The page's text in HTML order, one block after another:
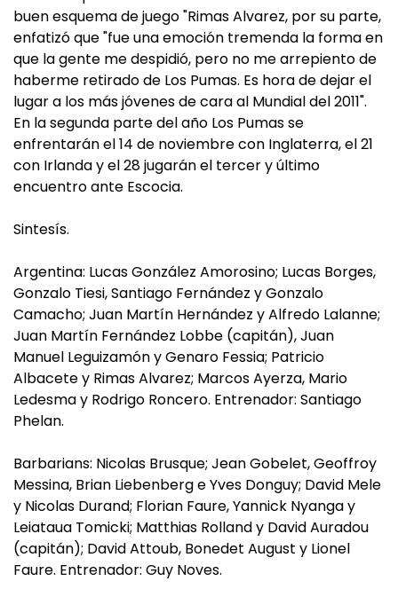
buen esquema de juego "Rimas Alvarez, por su parte,
enfatizó que "fue una emoción tremenda la forma en
que la gente me despidió, pero no me arrepiento de
haberme retirado de Los Pumas. Es hora de dejar el
lugar a los más jóvenes de cara al Mundial del 2011".
En la segunda parte del año Los Pumas se
enfrentarán el 14 de noviembre con Inglaterra, el 21
con Irlanda y el 28 jugarán el tercer y último
encuentro ante Escocia.
Sintesís.
Argentina: Lucas González Amorosino; Lucas Borges,
Gonzalo Tiesi, Santiago Fernández y Gonzalo
Camacho; Juan Martín Hernández y Alfredo Lalanne;
Juan Martín Fernández Lobbe (capitán), Juan
Manuel Leguizamón y Genaro Fessia; Patricio
Albacete y Rimas Alvarez; Marcos Ayerza, Mario
Ledesma y Rodrigo Roncero. Entrenador: Santiago
Phelan.
Barbarians: Nicolas Brusque; Jean Gobelet, Geoffroy
Messina, Brian Liebenberg e Yves Donguy; David Mele
y Nicolas Durand; Florian Faure, Yannick Nyanga y
Leiataua Tomicki; Matthias Rolland y David Auradou
(capitán); David Attoub, Bonedet August y Lionel
Faure. Entrenador: Guy Noves.